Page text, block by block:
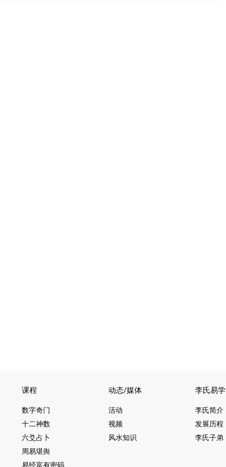
课程
数字奇门
十二神数
六爻占卜
周易堪舆
易经富有密码
动态/媒体
活动
视频
风水知识
李氏易学
李氏简介
发展历程
李氏子弟